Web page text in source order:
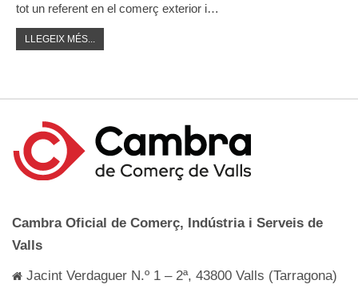
tot un referent en el comerç exterior i…
LLEGEIX MÉS...
Cambra Oficial de Comerç, Indústria i Serveis de
Valls
Jacint Verdaguer N.º 1 – 2ª, 43800 Valls (Tarragona)